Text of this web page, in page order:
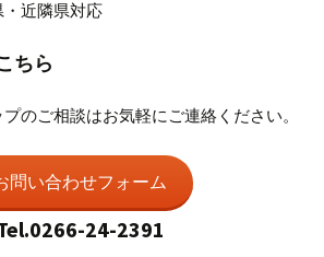
近隣県対応
ちら
のご相談はお気軽にご連絡ください。
問い合わせフォーム
24-2391